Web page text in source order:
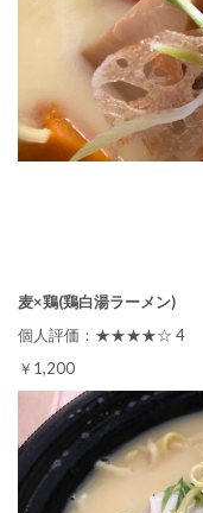
麦×鶏(鶏白湯ラーメン)
個人評価：★★★★☆ 4
￥1,200